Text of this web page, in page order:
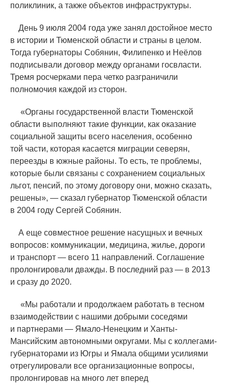
поликлиник, а также объектов инфраструктуры.
День 9 июля 2004 года уже занял достойное место
в истории и Тюменской области и страны в целом.
Тогда губернаторы Собянин, Филипенко и Неёлов
подписывали договор между органами госвласти.
Тремя росчерками пера четко разграничили
полномочия каждой из сторон.
«Органы государственной власти Тюменской
области выполняют такие функции, как оказание
социальной защиты всего населения, особенно
той части, которая касается миграции северян,
переезды в южные районы. То есть, те проблемы,
которые были связаны с сохранением социальных
льгот, пенсий, по этому договору они, можно сказать,
решены», — сказал губернатор Тюменской области
в 2004 году Сергей Собянин.
А еще совместное решение насущных и вечных
вопросов: коммуникации, медицина, жилье, дороги
и транспорт — всего 11 направлений. Соглашение
пролонгировали дважды. В последний раз — в 2013
и сразу до 2020.
«Мы работали и продолжаем работать в тесном
взаимодействии с нашими добрыми соседями
и партнерами — Ямало-Ненецким и Ханты-
Мансийским автономными округами. Мы с коллегами-
губернаторами из Югры и Ямала общими усилиями
отрегулировали все организационные вопросы,
пролонгировав на много лет вперед